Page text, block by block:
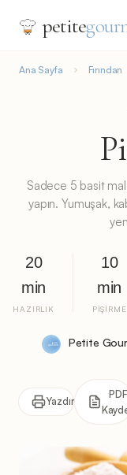
petite
Ana Sayfa Fırından
Sadece 5 basit
yapın. Yumuşak,
20
min
HAZIRLIK
10
min
PIŞIRME
Petite
Yazdır
PDF